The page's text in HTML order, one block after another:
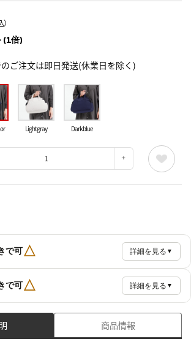
）
(1倍)
ご注文は即日発送(休業日を除く)
Lightgray Darkblue
で可△ 詳細を見る ▼
で可△ 詳細を見る ▼
商品情報